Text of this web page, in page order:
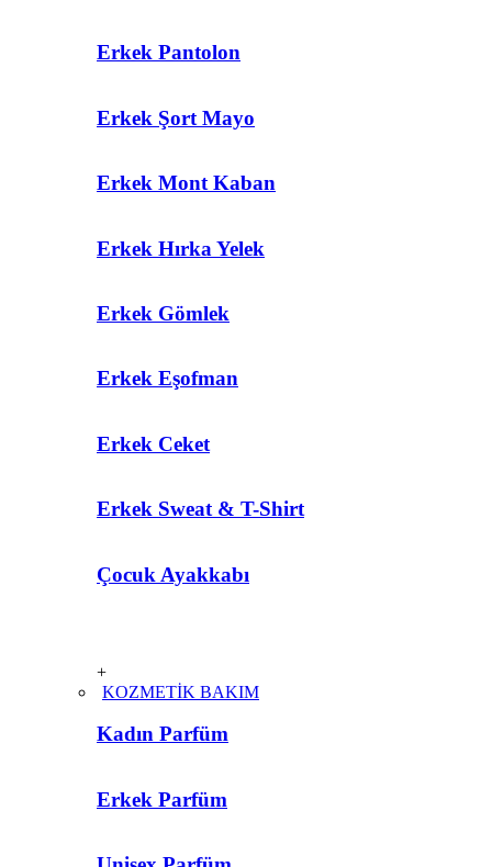
Erkek Pantolon
Erkek Şort Mayo
Erkek Mont Kaban
Erkek Hırka Yelek
Erkek Gömlek
Erkek Eşofman
Erkek Ceket
Erkek Sweat & T-Shirt
Çocuk Ayakkabı
+
KOZMETİK BAKIM
Kadın Parfüm
Erkek Parfüm